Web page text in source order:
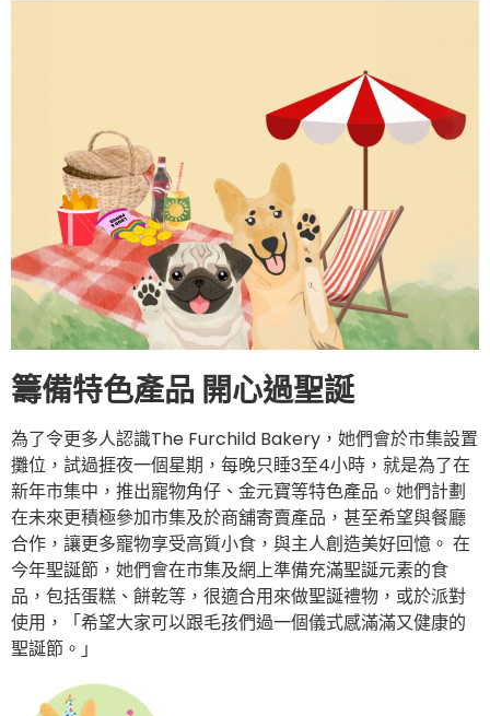
籌備特色產品 開心過聖誕
為了令更多人認識The Furchild Bakery，她們會於市集設置
攤位，試過捱夜一個星期，每晚只睡3至4小時，就是為了在
新年市集中，推出寵物角仔、金元寶等特色產品。她們計劃
在未來更積極參加市集及於商舖寄賣產品，甚至希望與餐廳
合作，讓更多寵物享受高質小食，與主人創造美好回憶。 在
今年聖誕節，她們會在市集及網上準備充滿聖誕元素的食
品，包括蛋糕、餅乾等，很適合用來做聖誕禮物，或於派對
使用，「希望大家可以跟毛孩們過一個儀式感滿滿又健康的
聖誕節。」